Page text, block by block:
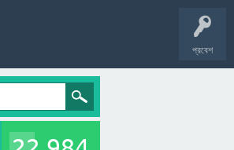
প্রবেশ